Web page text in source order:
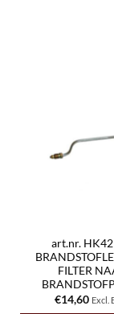
art.nr.
FILTER
€14,60 Excl.